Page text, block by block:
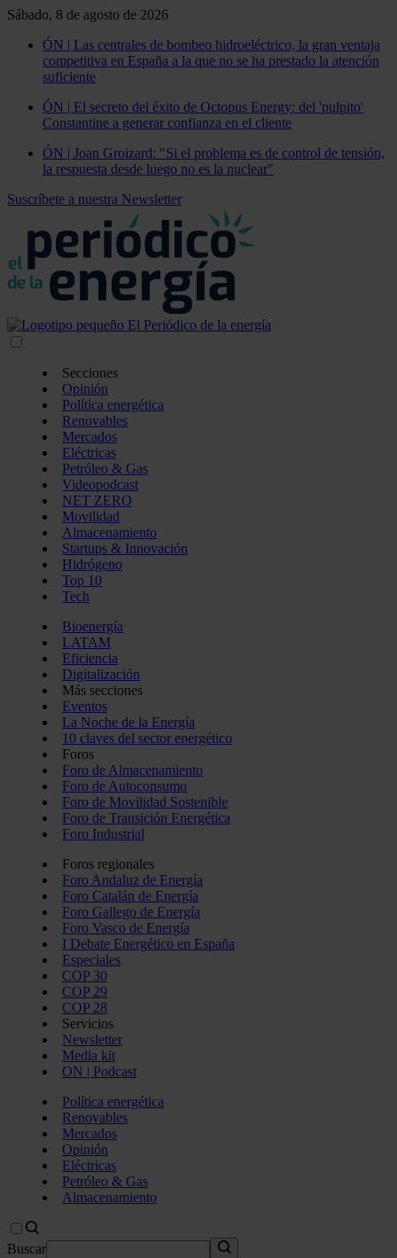
Sábado, 8 de agosto de 2026
ÓN | Las centrales de bombeo hidroeléctrico, la gran ventaja
competitiva en España a la que no se ha prestado la atención
suficiente
ÓN | El secreto del éxito de Octopus Energy: del 'pulpito'
Constantine a generar confianza en el cliente
ÓN | Joan Groizard: "Si el problema es de control de tensión,
la respuesta desde luego no es la nuclear"
Suscríbete a nuestra Newsletter
Secciones
Opinión
Política energética
Renovables
Mercados
Eléctricas
Petróleo & Gas
Videopodcast
NET ZERO
Movilidad
Almacenamiento
Startups & Innovación
Hidrógeno
Top 10
Tech
Bioenergía
LATAM
Eficiencia
Digitalización
Más secciones
Eventos
La Noche de la Energía
10 claves del sector energético
Foros
Foro de Almacenamiento
Foro de Autoconsumo
Foro de Movilidad Sostenible
Foro de Transición Energética
Foro Industrial
Foros regionales
Foro Andaluz de Energía
Foro Catalán de Energía
Foro Gallego de Energía
Foro Vasco de Energía
I Debate Energético en España
Especiales
COP 30
COP 29
COP 28
Servicios
Newsletter
Media kit
ON | Podcast
Política energética
Renovables
Mercados
Opinión
Eléctricas
Petróleo & Gas
Almacenamiento
Buscar